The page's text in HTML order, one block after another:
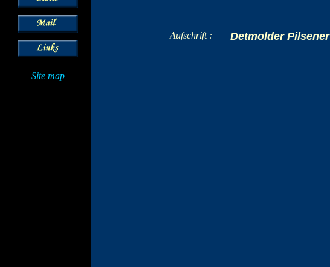
Site map
Aufschrift : Detmolder Pilsener